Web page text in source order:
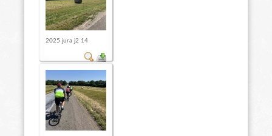
2025 jura j2 14